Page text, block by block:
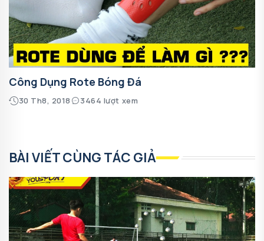
Công Dụng Rote Bóng Đá
30 Th8, 2018 3464 lượt xem
BÀI VIẾT CÙNG TÁC GIẢ